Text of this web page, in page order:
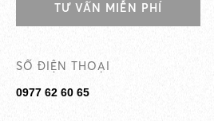
TƯ VẤN MIỄN PHÍ
SỐ ĐIỆN THOẠI
0977 62 60 65